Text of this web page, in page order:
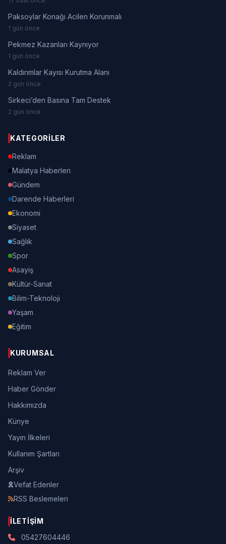
Paksoylar Konağı Acilen Korunmalı
1 gün önce
Pekmez Kazanları Kaynıyor
1 gün önce
Kaldırımlar Kayısı Kurutma Alanı
2 gün önce
Sirkeci’den Basına Tam Destek
2 gün önce
KATEGORILER
Reklam
Malatya Haberleri
Gündem
Darende Haberleri
Ekonomi
Siyaset
Sağlık
Spor
Asayiş
Kültür-Sanat
Bilim-Teknoloji
Yaşam
Eğitim
KURUMSAL
Reklam Ver
Haber Gönder
Hakkımızda
Künye
Yayın İlkeleri
Kullanım Şartları
Arşiv
Vefat Edenler
RSS Beslemeleri
İLETIŞIM
05427604446